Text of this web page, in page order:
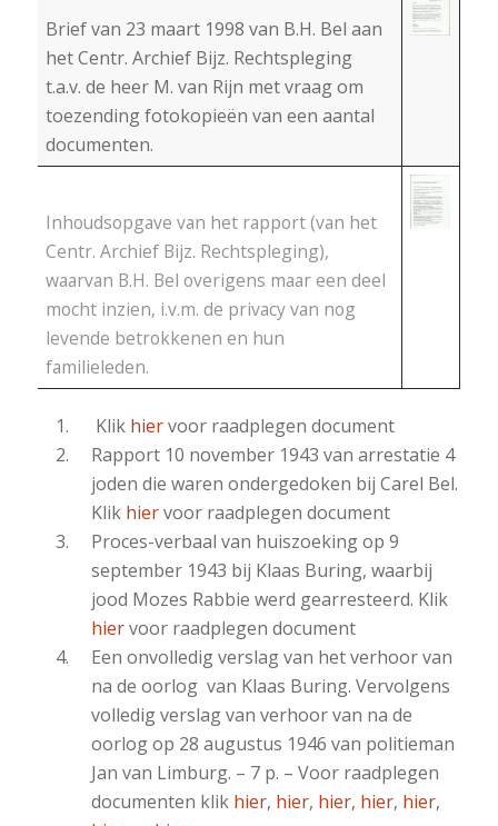
Brief van 23 maart 1998 van B.H. Bel aan
het Centr. Archief Bijz. Rechtspleging
t.a.v. de heer M. van Rijn met vraag om
toezending fotokopieën van een aantal
documenten.
Inhoudsopgave van het rapport (van het
Centr. Archief Bijz. Rechtspleging),
waarvan B.H. Bel overigens maar een deel
mocht inzien, i.v.m. de privacy van nog
levende betrokkenen en hun
familieleden.
Klik hiervoor raadplegen document
Rapport 10 november 1943 van arrestatie 4
joden die waren ondergedoken bij Carel Bel.
Klikhiervoor raadplegen document
Proces-verbaal van huiszoeking op 9
september 1943 bij Klaas Buring, waarbij
jood Mozes Rabbie werd gearresteerd. Klik
hiervoor raadplegen document
Een onvolledig verslag van het verhoor van
na de oorlog van Klaas Buring. Vervolgens
volledig verslag van verhoor van na de
oorlog op 28 augustus 1946 van politieman
Jan van Limburg. – 7 p. – Voor raadplegen
documenten klik hier, hier, hier, hier, hier,